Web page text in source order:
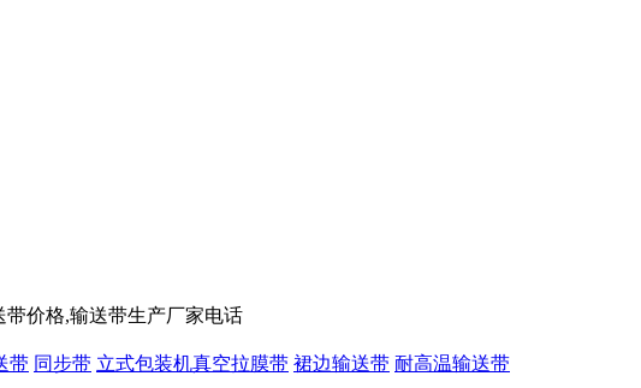
带 同步带 立式包装机真空拉膜带 裙边输送带 耐高温输送带